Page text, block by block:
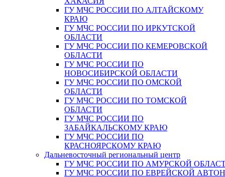
ГУ МЧС РОССИИ ПО АЛТАЙСКОМУ
КРАЮ
ГУ МЧС РОССИИ ПО ИРКУТСКОЙ
ОБЛАСТИ
ГУ МЧС РОССИИ ПО КЕМЕРОВСКОЙ
ОБЛАСТИ
ГУ МЧС РОССИИ ПО
НОВОСИБИРСКОЙ ОБЛАСТИ
ГУ МЧС РОССИИ ПО ОМСКОЙ
ОБЛАСТИ
ГУ МЧС РОССИИ ПО ТОМСКОЙ
ОБЛАСТИ
ГУ МЧС РОССИИ ПО
ЗАБАЙКАЛЬСКОМУ КРАЮ
ГУ МЧС РОССИИ ПО
КРАСНОЯРСКОМУ КРАЮ
Дальневосточный региональный центр
ГУ МЧС РОССИИ ПО АМУРСКОЙ
ГУ МЧС РОССИИ ПО ЕВРЕЙСКОЙ